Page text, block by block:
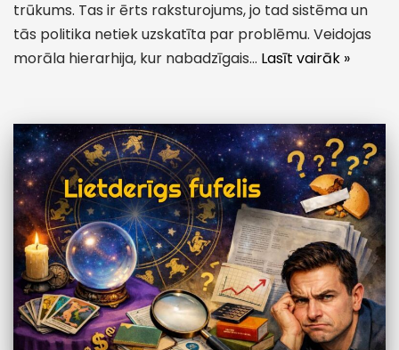
trūkums. Tas ir ērts raksturojums, jo tad sistēma un
tās politika netiek uzskatīta par problēmu. Veidojas
morāla hierarhija, kur nabadzīgais… Lasīt vairāk »